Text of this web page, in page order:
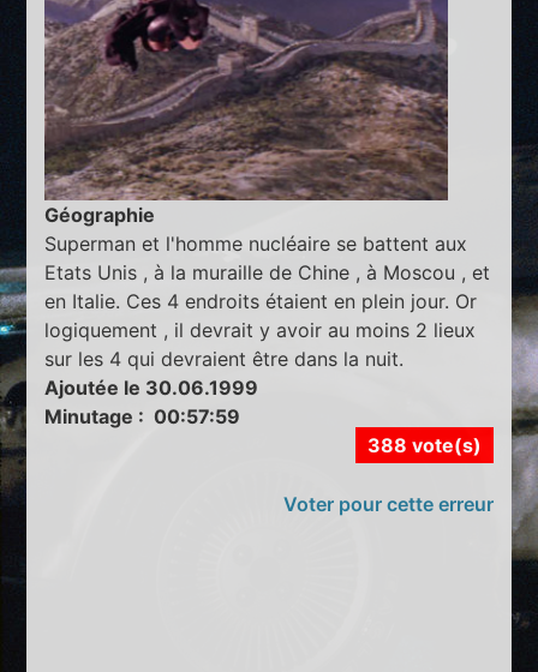
Géographie
Superman et l'homme nucléaire se battent aux
Etats Unis , à la muraille de Chine , à Moscou , et
en Italie. Ces 4 endroits étaient en plein jour. Or
logiquement , il devrait y avoir au moins 2 lieux
sur les 4 qui devraient être dans la nuit.
Ajoutée le 30.06.1999
Minutage : 00:57:59
388 vote(s)
Voter pour cette erreur